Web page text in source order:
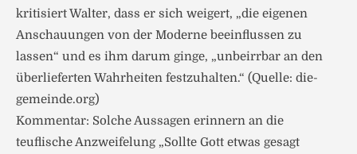
kritisiert Walter, dass er sich weigert, „die eigenen
Anschauungen von der Moderne beeinflussen zu
lassen“ und es ihm darum ginge, „unbeirrbar an den
überlieferten Wahrheiten festzuhalten.“ (Quelle: die-
gemeinde.org)
Kommentar: Solche Aussagen erinnern an die
teuflische Anzweifelung „Sollte Gott etwas gesagt